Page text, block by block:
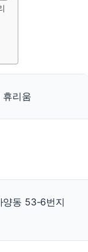
휴리움
양동 53-6번지